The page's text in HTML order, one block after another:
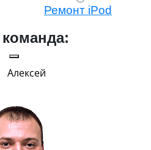
Ремонт iPod
Алексей